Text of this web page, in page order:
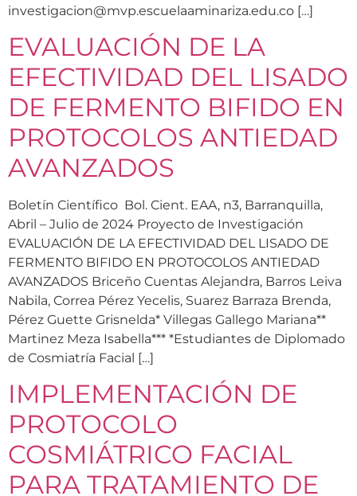
investigacion@mvp.escuelaaminariza.edu.co […]
EVALUACIÓN DE LA
EFECTIVIDAD DEL LISADO
DE FERMENTO BIFIDO EN
PROTOCOLOS ANTIEDAD
AVANZADOS
Boletín Científico Bol. Cient. EAA, n3, Barranquilla,
Abril – Julio de 2024 Proyecto de Investigación
EVALUACIÓN DE LA EFECTIVIDAD DEL LISADO DE
FERMENTO BIFIDO EN PROTOCOLOS ANTIEDAD
AVANZADOS Briceño Cuentas Alejandra, Barros Leiva
Nabila, Correa Pérez Yecelis, Suarez Barraza Brenda,
Pérez Guette Grisnelda* Villegas Gallego Mariana**
Martinez Meza Isabella*** *Estudiantes de Diplomado
de Cosmiatría Facial […]
IMPLEMENTACIÓN DE
PROTOCOLO
COSMIÁTRICO FACIAL
PARA TRATAMIENTO DE